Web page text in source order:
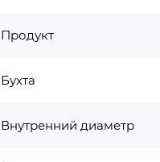
Продукт
Бухта
Внутренний диаметр